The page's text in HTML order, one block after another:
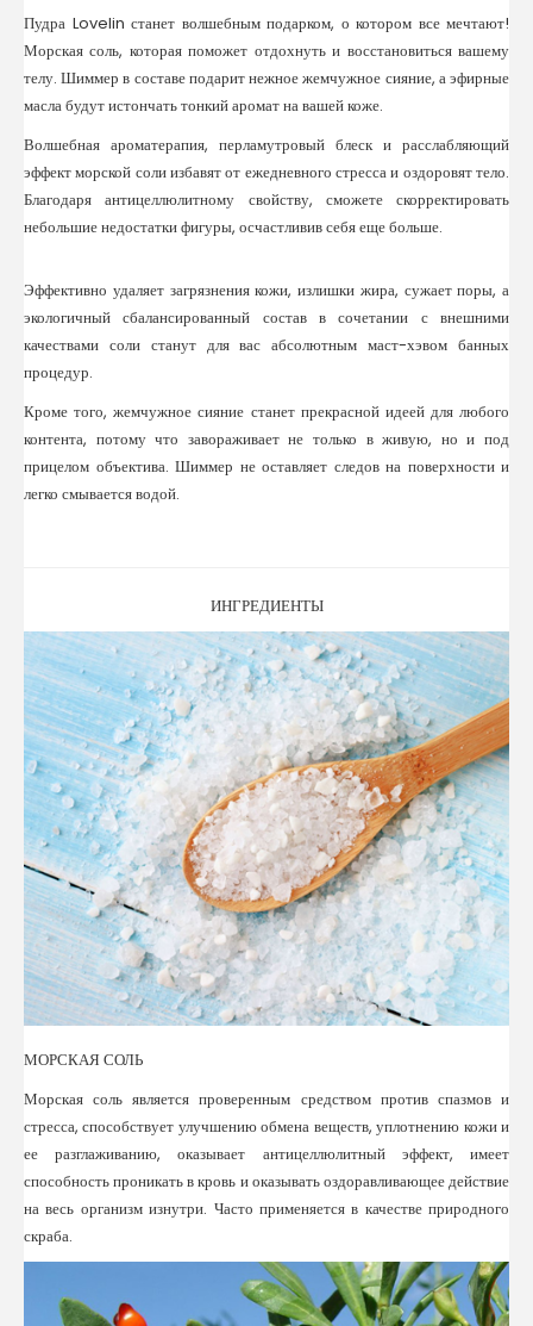
Пудра Lovelin станет волшебным подарком, о котором все мечтают!
Морская соль, которая поможет отдохнуть и восстановиться вашему
телу. Шиммер в составе подарит нежное жемчужное сияние, а эфирные
масла будут истончать тонкий аромат на вашей коже.
Волшебная ароматерапия, перламутровый блеск и расслабляющий
эффект морской соли избавят от ежедневного стресса и оздоровят тело.
Благодаря антицеллюлитному свойству, сможете скорректировать
небольшие недостатки фигуры, осчастливив себя еще больше.
Эффективно удаляет загрязнения кожи, излишки жира, сужает поры, а
экологичный сбалансированный состав в сочетании с внешними
качествами соли станут для вас абсолютным маст-хэвом банных
процедур.
Кроме того, жемчужное сияние станет прекрасной идеей для любого
контента, потому что завораживает не только в живую, но и под
прицелом объектива. Шиммер не оставляет следов на поверхности и
легко смывается водой.
ИНГРЕДИЕНТЫ
МОРСКАЯ СОЛЬ
Морская соль является проверенным средством против спазмов и
стресса, способствует улучшению обмена веществ, уплотнению кожи и
ее разглаживанию, оказывает антицеллюлитный эффект, имеет
способность проникать в кровь и оказывать оздоравливающее действие
на весь организм изнутри. Часто применяется в качестве природного
скраба.